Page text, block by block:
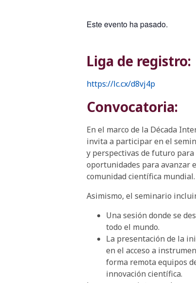
Este evento ha pasado.
Liga de registro:
https://lc.cx/d8vj4p
Convocatoria:
En el marco de la Década
invita a participar en el
y perspectivas de futuro
oportunidades para avanzar
comunidad científica mundial.
Asimismo, el seminario
Una sesión donde se
todo el mundo.
La presentación de la
en el acceso a
forma remota equipos
innovación científica.